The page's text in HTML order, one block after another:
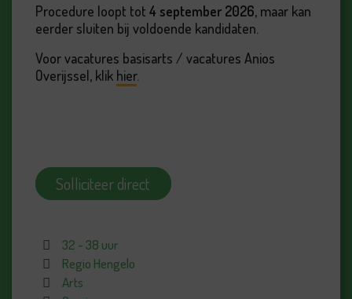
Procedure loopt tot 4 september 2026, maar kan
eerder sluiten bij voldoende kandidaten.
Voor vacatures basisarts / vacatures Anios
Overijssel, klik hier.
Solliciteer direct
32 - 38 uur
Regio Hengelo
Arts